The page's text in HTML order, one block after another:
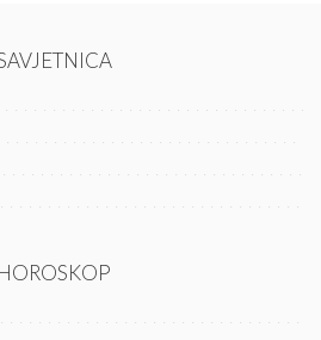
HOROSKOP